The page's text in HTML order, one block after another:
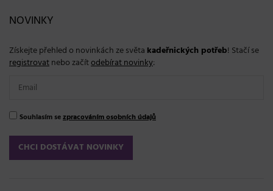
NOVINKY
Získejte přehled o novinkách ze světa kadeřnických potřeb! Stačí se
registrovatnebo začítodebírat novinky:
Souhlasím sezpracováním osobních údajů